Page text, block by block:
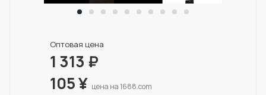
Оптовая цена
1 313 ₽
105¥ цена на 1688.com